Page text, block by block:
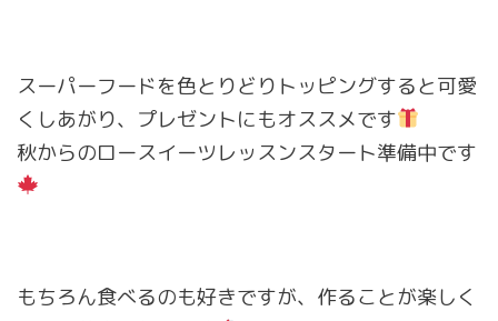
スーパーフードを色とりどりトッピングすると可愛
くしあがり、プレゼントにもオススメです
秋からのロースイーツレッスンスタート準備中です
もちろん食べるのも好きですが、作ることが楽しく